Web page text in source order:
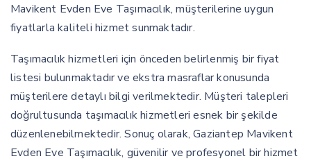
Mavikent Evden Eve Taşımacılık, müşterilerine uygun
fiyatlarla kaliteli hizmet sunmaktadır.
Taşımacılık hizmetleri için önceden belirlenmiş bir fiyat
listesi bulunmaktadır ve ekstra masraflar konusunda
müşterilere detaylı bilgi verilmektedir. Müşteri talepleri
doğrultusunda taşımacılık hizmetleri esnek bir şekilde
düzenlenebilmektedir. Sonuç olarak, Gaziantep Mavikent
Evden Eve Taşımacılık, güvenilir ve profesyonel bir hizmet